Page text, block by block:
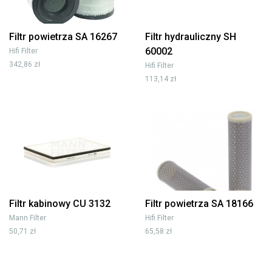
Filtr powietrza SA 16267
Hifi Filter
342,86 zł
Filtr hydrauliczny SH
60002
Hifi Filter
113,14 zł
Filtr kabinowy CU 3132
Mann Filter
50,71 zł
Filtr powietrza SA 18166
Hifi Filter
65,58 zł